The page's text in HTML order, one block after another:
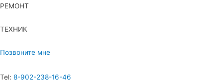
РЕМОНТ
ТЕХНИК
Позвоните мне
Tel: 8-902-238-16-46